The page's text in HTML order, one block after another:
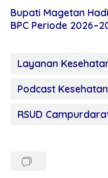
Bupati Magetan
BPC Periode
Layanan
Podcast
RSUD